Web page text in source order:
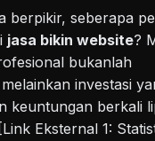
berpikir, seberapa
jasa bikin website?
bukanlah
investasi
keuntungan berkali
Eksternal 1: